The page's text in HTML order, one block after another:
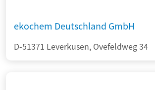
ekochem Deutschland GmbH
D-51371 Leverkusen, Ovefeldweg 34